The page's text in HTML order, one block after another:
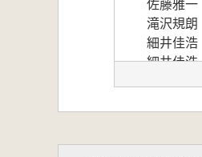
滝沢規朗
細井佳
細井佳
野田豊